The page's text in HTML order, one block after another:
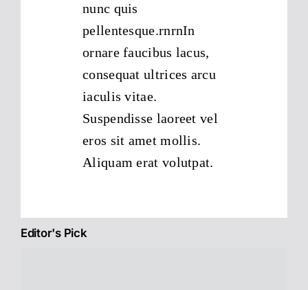
nunc quis
pellentesque.rnrnIn
ornare faucibus lacus,
consequat ultrices arcu
iaculis vitae.
Suspendisse laoreet vel
eros sit amet mollis.
Aliquam erat volutpat.
Editor's Pick